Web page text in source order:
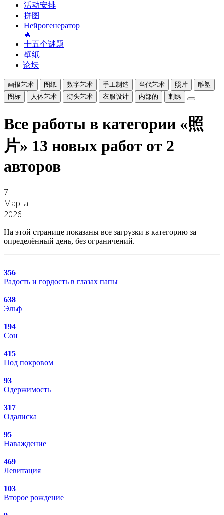
活动安排
拼图
Нейрогенератор
🔥
十五个谜题
壁纸
论坛
画报艺术 图纸 数字艺术 手工制造 当代艺术 照片
雕塑
图标
人体艺术 街头艺术 衣服设计 内部的 刺绣
Все работы в категории «照
片» 13 новых работ от 2
авторов
7
Марта
2026
На этой странице показаны все загрузки в категорию за
определённый день, без ограничений.
356
Радость и гордость в глазах папы
638
Эльф
194
Сон
415
Под покровом
93
Одержимость
317
Одалиска
95
Наваждение
469
Левитация
103
Второе рождение